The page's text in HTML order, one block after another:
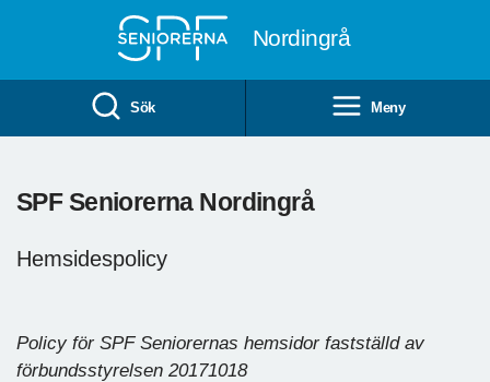
Nordingrå
Sök Meny
SPF Seniorerna Nordingrå
Hemsidespolicy
Policy för SPF Seniorernas hemsidor fastställd av
förbundsstyrelsen 20171018